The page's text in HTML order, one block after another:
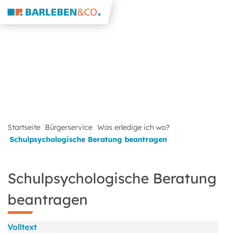
Startseite Bürgerservice Was erledige ich wo?
Schulpsychologische Beratung beantragen
Schulpsychologische Beratung
beantragen
Volltext